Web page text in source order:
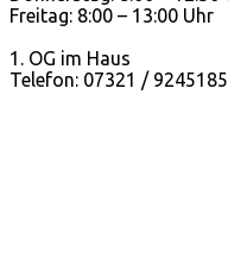
Freitag: 8:00 – 13:00 Uhr
1. OG im Haus
Telefon: 07321 / 9245185